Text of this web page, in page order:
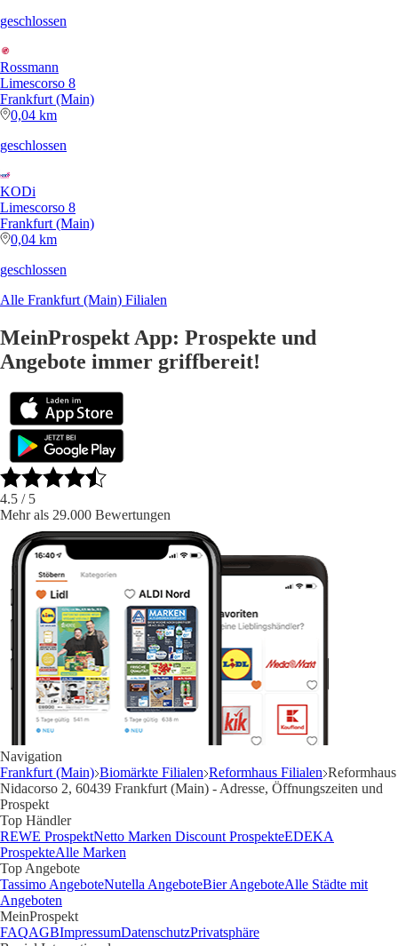
geschlossen
Rossmann
Limescorso 8
Frankfurt (Main)
0,04 km
geschlossen
KODi
Limescorso 8
Frankfurt (Main)
0,04 km
geschlossen
Alle Frankfurt (Main) Filialen
MeinProspekt App: Prospekte und
Angebote immer griffbereit!
4.5 / 5
Mehr als 29.000 Bewertungen
Navigation
Frankfurt (Main) Biomärkte Filialen Reformhaus Filialen Reformhaus
Nidacorso 2, 60439 Frankfurt (Main) - Adresse, Öffnungszeiten und
Prospekt
Top Händler
REWE ProspektNetto Marken Discount ProspekteEDEKA
ProspekteAlle Marken
Top Angebote
Tassimo AngeboteNutella AngeboteBier AngeboteAlle Städte mit
Angeboten
MeinProspekt
FAQAGBImpressumDatenschutzPrivatsphäre